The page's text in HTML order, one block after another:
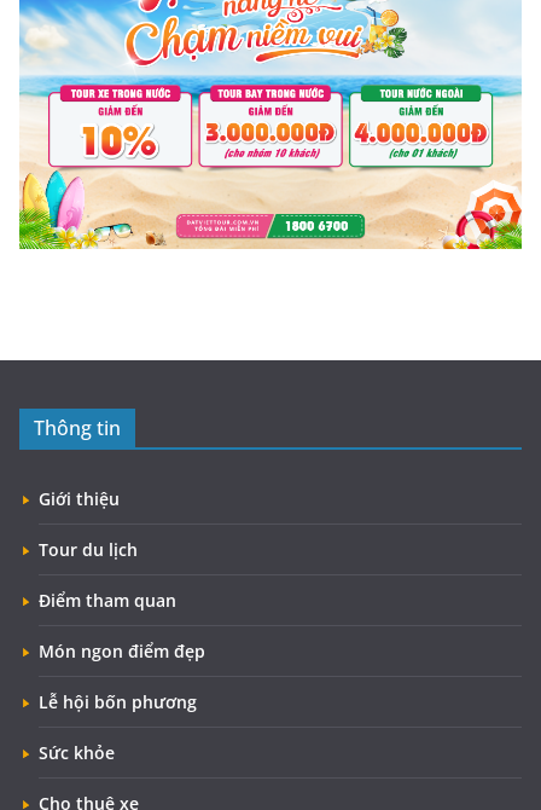
Thông tin
Giới thiệu
Tour du lịch
Điểm tham quan
Món ngon điểm đẹp
Lễ hội bốn phương
Sức khỏe
Cho thuê xe